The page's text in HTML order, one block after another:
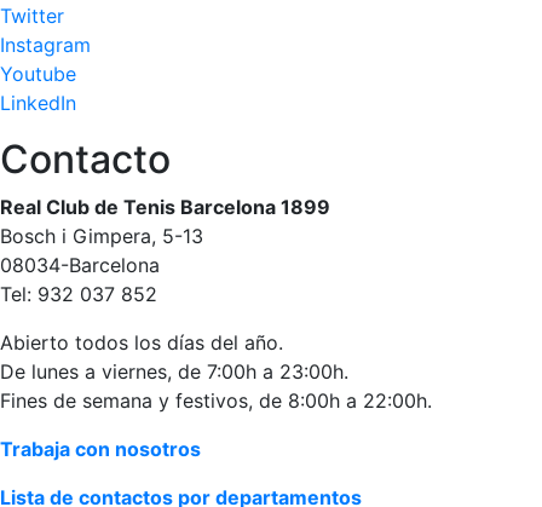
Campeonato
Social de Tenis
Juego
Honor
Histórico del
Campeonato
Social
Fotos
Normativa
Pádel
Twitter
Instagram
Youtube
LinkedIn
Contacto
Real Club de Tenis Barcelona 1899
Bosch i Gimpera, 5-13
08034-Barcelona
Tel: 932 037 852
Abierto todos los días del año.
De lunes a viernes, de 7:00h a 23:00h.
Fines de semana y festivos, de 8:00h a 22:00h.
Trabaja con nosotros
Lista de contactos por departamentos